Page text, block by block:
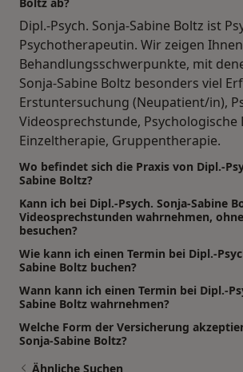
Boltz ab?
Dipl.-Psych. Sonja-Sabine Boltz ist
Psychotherapeutin. Wir zeigen
Behandlungsschwerpunkte, mit
Sonja-Sabine Boltz besonders viel
Erstuntersuchung (Neupatient/in),
Videosprechstunde, Psychologische
Einzeltherapie, Gruppentherapie.
Wo befindet sich die Praxis von Dipl.-
Sabine Boltz?
Kann ich bei Dipl.-Psych. Sonja-Sabine
Videosprechstunden wahrnehmen,
besuchen?
Wie kann ich einen Termin bei Dipl.-
Sabine Boltz buchen?
Wann kann ich einen Termin bei Dipl.-
Sabine Boltz wahrnehmen?
Welche Form der Versicherung
Sonja-Sabine Boltz?
Ähnliche Suchen